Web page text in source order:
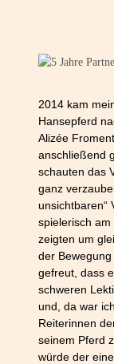
2014 kam
Hansepferd
Alizée
anschließend
schauten das
ganz
unsichtbaren“
spielerisch
zeigten um
der
gefreut, dass
schweren
und, da war
Reiterinnen
seinem Pferd
würde der